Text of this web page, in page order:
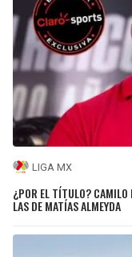
LIGA MX
¿POR EL TÍTULO? CAMILO
LAS DE MATÍAS ALMEYDA